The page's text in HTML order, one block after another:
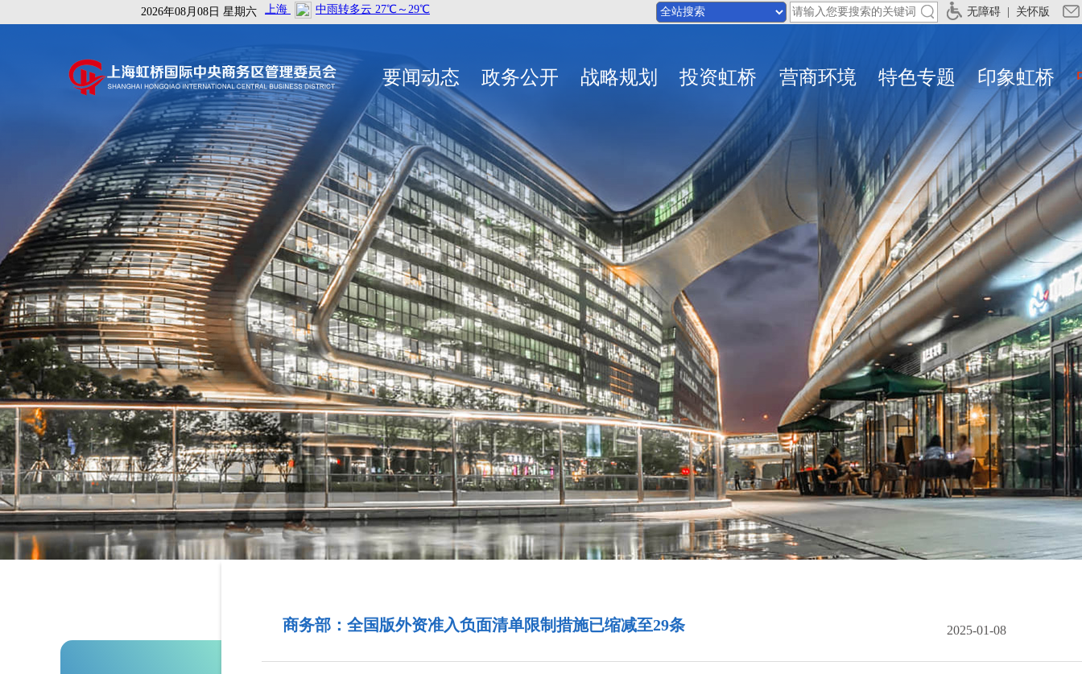
2026年08月08日 星期六 无障碍 关怀版
要闻动态 政务公开 战略规划 投资虹桥 营商环境 特色专题 印象虹桥
商务部：全国版外资准入负面清单限制措施已缩减至29条 2025-01-08